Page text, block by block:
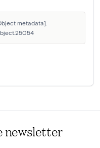
metadata].
newsletter